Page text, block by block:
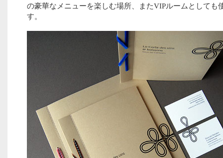
の豪華なメニューを楽しむ場所、またVIPルームとしても
す。